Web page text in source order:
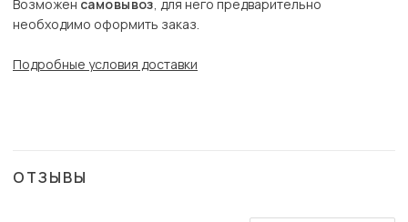
Возможен самовывоз, для него предварительно
необходимо оформить заказ.
Подробные условия доставки
ОТЗЫВЫ